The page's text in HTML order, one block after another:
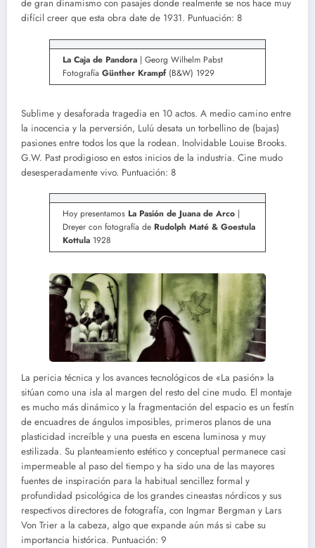
de gran dinamismo con pasajes donde realmente se nos hace muy
difícil creer que esta obra date de 1931. Puntuación: 8
La Caja de Pandora | Georg Wilhelm Pabst
Fotografía Günther Krampf(B&W) 1929
Sublime y desaforada tragedia en 10 actos. A medio camino entre
la inocencia y la perversión, Lulú desata un torbellino de (bajas)
pasiones entre todos los que la rodean. Inolvidable Louise Brooks.
G.W. Past prodigioso en estos inicios de la industria. Cine mudo
desesperadamente vivo. Puntuación: 8
Hoy presentamos La Pasión de Juana de Arco |
Dreyer con fotografía de Rudolph Maté & Goestula
Kottula 1928
La pericia técnica y los avances tecnológicos de «La pasión» la
sitúan como una isla al margen del resto del cine mudo. El montaje
es mucho más dinámico y la fragmentación del espacio es un festín
de encuadres de ángulos imposibles, primeros planos de una
plasticidad increíble y una puesta en escena luminosa y muy
estilizada. Su planteamiento estético y conceptual permanece casi
impermeable al paso del tiempo y ha sido una de las mayores
fuentes de inspiración para la habitual sencillez formal y
profundidad psicológica de los grandes cineastas nórdicos y sus
respectivos directores de fotografía, con Ingmar Bergman y Lars
Von Trier a la cabeza, algo que expande aún más si cabe su
importancia histórica. Puntuación: 9